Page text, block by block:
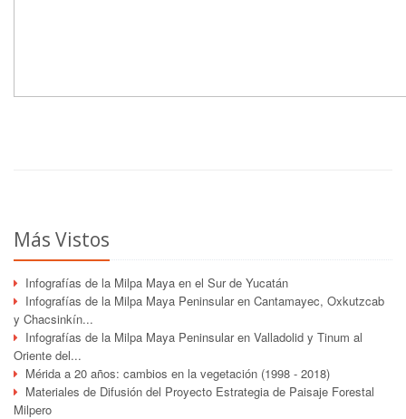
Más Vistos
Infografías de la Milpa Maya en el Sur de Yucatán
Infografías de la Milpa Maya Peninsular en Cantamayec, Oxkutzcab
y Chacsinkín...
Infografías de la Milpa Maya Peninsular en Valladolid y Tinum al
Oriente del...
Mérida a 20 años: cambios en la vegetación (1998 - 2018)
Materiales de Difusión del Proyecto Estrategia de Paisaje Forestal
Milpero